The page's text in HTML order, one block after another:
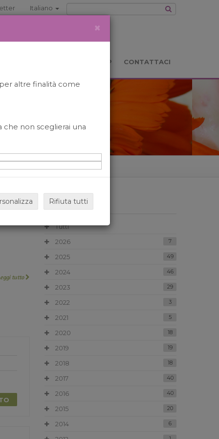
Italiano
BOOKSHOP CONTATTACI
tutto
ARCHIVIO
Tutti
2026
7
2025 49
2024 46
2023 29
2022 3
2021 5
2020 18
2019 19
2018 18
2017 40
2016 40
2015 20
2014 6
×
altre finalità come
che non sceglierai una
Rifiuta tutti